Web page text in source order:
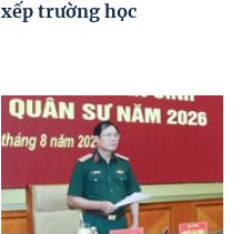
xếp trường học